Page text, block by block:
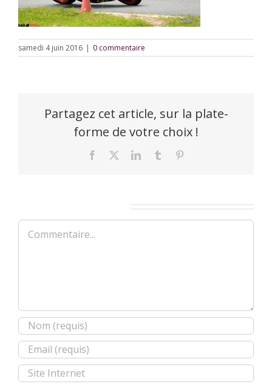
samedi 4 juin 2016 | 0 commentaire
Partagez cet article, sur la plate-
forme de votre choix !
Facebook LinkedInTumblr
Commentaire